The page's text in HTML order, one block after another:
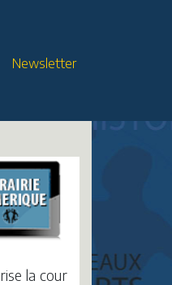
Newsletter
la cour